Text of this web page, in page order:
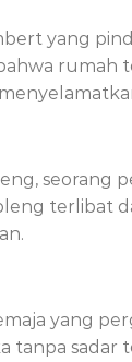
yang
terlibat
yang
tanpa